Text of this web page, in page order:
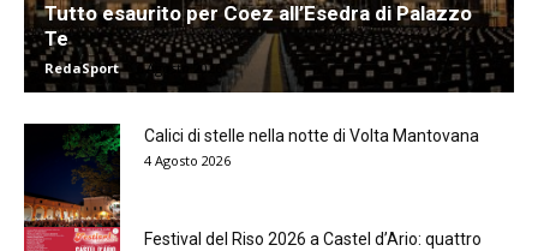
Tutto esaurito per Coez all’Esedra di Palazzo
Te
RedaSport - 6 Agosto 2026
Calici di stelle nella notte di Volta Mantovana
4 Agosto 2026
Festival del Riso 2026 a Castel d’Ario: quattro